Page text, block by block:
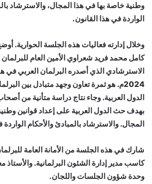
وطنية خاصة بها في هذا المجال، والاسترشاد
الواردة في هذا القانون.
وخلال إدارته فعاليات هذه الجلسة الحوارية.
كامل محمد فريد شعراوي الأمين العام للبرلمان
الاسترشادي الذي أصدره البرلمان العربي في
2024م. هو ثمرة تعاون وجهد متبادل بين
الدول العربية. وجاء نتاج دراسة متأنية من
بهدف حث الدول العربية على إعداد قوانين
المجال. والاسترشاد بالمبادئ والأحكام
شارك في هذه الجلسة من الأمانة العامة
كاسب مدير إدارة الشئون البرلمانية. والأستاذ
وحدة شؤون الجلسات واللجان.